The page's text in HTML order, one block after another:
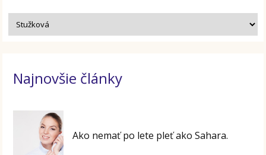
Najnovšie články
Ako nemať po lete pleť ako Sahara.